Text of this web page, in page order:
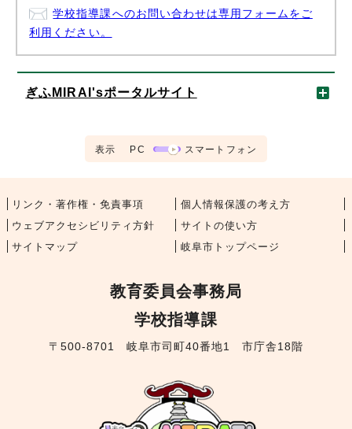
学校指導課へのお問い合わせは専用フォームをご
利用ください。
ぎふMIRAI'sポータルサイト
表示 PC スマートフォン
リンク・著作権・免責事項
個人情報保護の考え方
ウェブアクセシビリティ方針
サイトの使い方
サイトマップ
岐阜市トップページ
教育委員会事務局
学校指導課
〒500-8701 岐阜市司町40番地1 市庁舎18階